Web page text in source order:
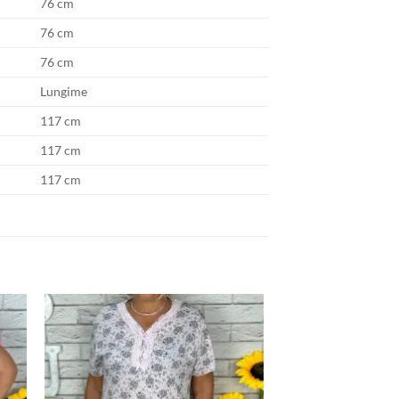
76 cm
76 cm
76 cm
Lungime
117 cm
117 cm
117 cm
Adauga
la
favorite